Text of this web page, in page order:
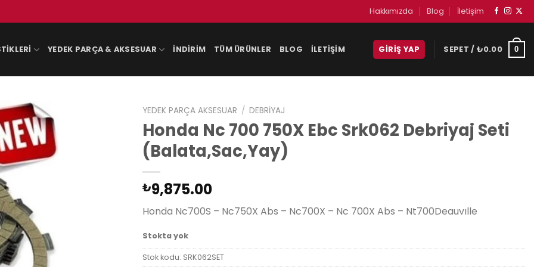
Hakkımızda Blog İletişim
YEDEK PARÇA & AKSESUAR İNDIRIM TÜM ÜRÜNLER BLOG İLETIŞIM GIRIŞ YAP SEPET / ₺0.00 0
YEDEK PARÇA AKSESUAR / DEBRIYAJ
Honda Nc 700 750X Ebc Srk062 Debriyaj Seti
(Balata,Sac,Yay)
₺9,875.00
Honda Nc700S – Nc750X Abs – Nc700X – Nc 700X Abs – Nt700Deauvılle
Stokta yok
Stok kodu: SRK062SET